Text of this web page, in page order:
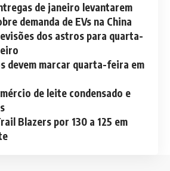
de janeiro levantarem
demanda de EVs na China
dos astros para quarta-
devem marcar quarta-feira em
de leite condensado e
Blazers por 130 a 125 em